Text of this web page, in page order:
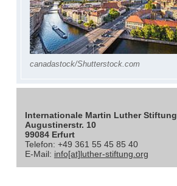
canadastock/Shutterstock.com
Internationale Martin Luther Stiftung
Augustinerstr. 10
99084 Erfurt
Telefon: +49 361 55 45 85 40
E-Mail: info[at]luther-stiftung.org